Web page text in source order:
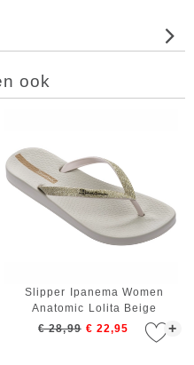
ook
+
Slipper Ipanema Women
Anatomic Lolita Beige
€ 28,99 € 22,95